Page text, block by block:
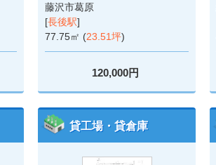
藤沢市葛原
[長後駅]
77.75㎡ (23.51坪)
120,000円
貸工場・貸倉庫